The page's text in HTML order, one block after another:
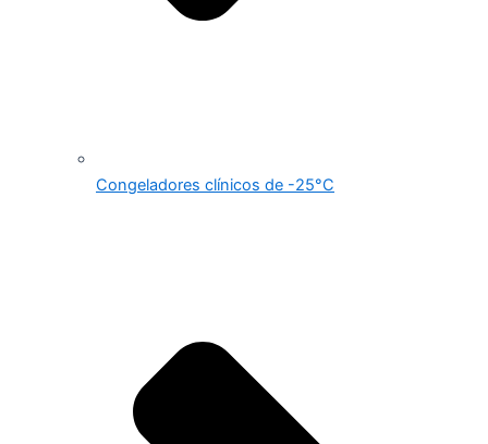
Congeladores clínicos de -25°C